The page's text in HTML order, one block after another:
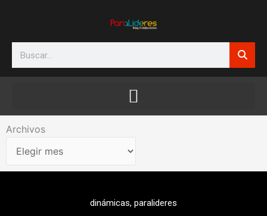
Search
Archivos
Archivos
dinámicas, paralideres